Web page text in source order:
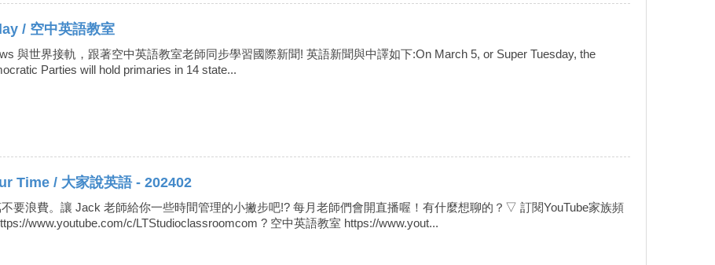
/ 空中英語教室
與世界接軌，跟著空中英語教室老師同步學習國際新聞! 英語新聞與中譯如下:On March 5, or Super Tuesday, the
Parties will hold primaries in 14 state...
Time / 大家說英語 - 202402
要浪費。讓 Jack 老師給你一些時間管理的小撇步吧!? 每月老師們會開直播喔！有什麼想聊的？▽ 訂閱YouTube家族頻
www.youtube.com/c/LTStudioclassroomcom ? 空中英語教室 https://www.yout...